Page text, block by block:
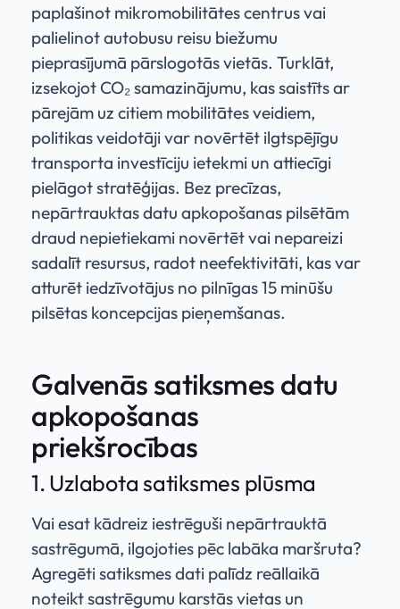
paplašinot mikromobilitātes centrus vai
palielinot autobusu reisu biežumu
pieprasījumā pārslogotās vietās. Turklāt,
izsekojot CO₂ samazinājumu, kas saistīts ar
pārejām uz citiem mobilitātes veidiem,
politikas veidotāji var novērtēt ilgtspējīgu
transporta investīciju ietekmi un attiecīgi
pielāgot stratēģijas. Bez precīzas,
nepārtrauktas datu apkopošanas pilsētām
draud nepietiekami novērtēt vai nepareizi
sadalīt resursus, radot neefektivitāti, kas var
atturēt iedzīvotājus no pilnīgas 15 minūšu
pilsētas koncepcijas pieņemšanas.
Galvenās satiksmes datu
apkopošanas
priekšrocības
1. Uzlabota satiksmes plūsma
Vai esat kādreiz iestrēguši nepārtrauktā
sastrēgumā, ilgojoties pēc labāka maršruta?
Agregēti satiksmes dati palīdz reāllaikā
noteikt sastrēgumu karstās vietas un